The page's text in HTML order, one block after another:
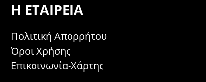
Η ΕΤΑΙΡΕΊΑ
Πολιτική Απορρήτου
Όροι Χρήσης
Επικοινωνία-Χάρτης